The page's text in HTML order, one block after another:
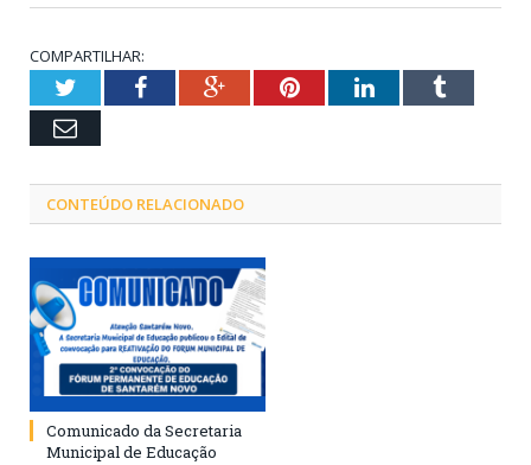
COMPARTILHAR:
TwitterFacebookGoogle+PinterestLinkedInTumblr
Email
CONTEÚDO RELACIONADO
Comunicado da Secretaria
Municipal de Educação